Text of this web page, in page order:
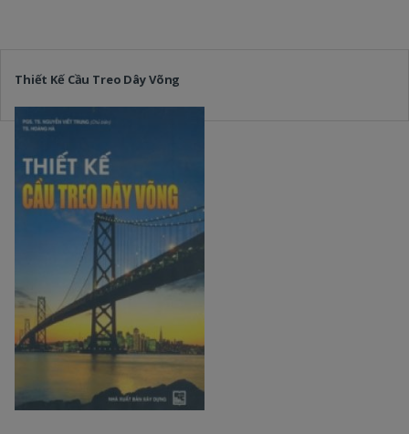
Thiết Kế Cầu Treo Dây Võng